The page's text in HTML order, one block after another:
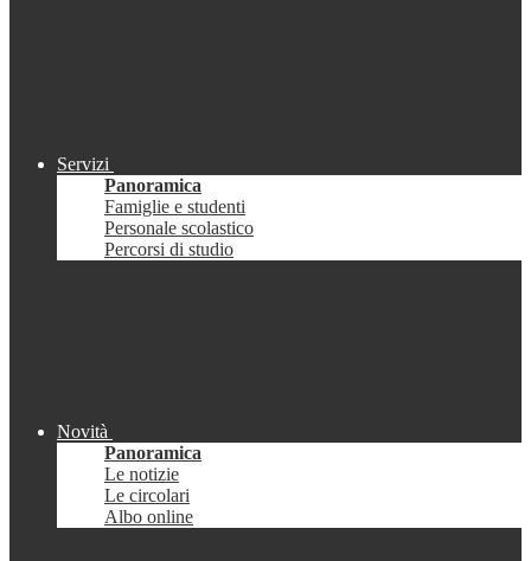
Servizi
Panoramica
Famiglie e studenti
Personale scolastico
Percorsi di studio
Novità
Panoramica
Le notizie
Le circolari
Albo online